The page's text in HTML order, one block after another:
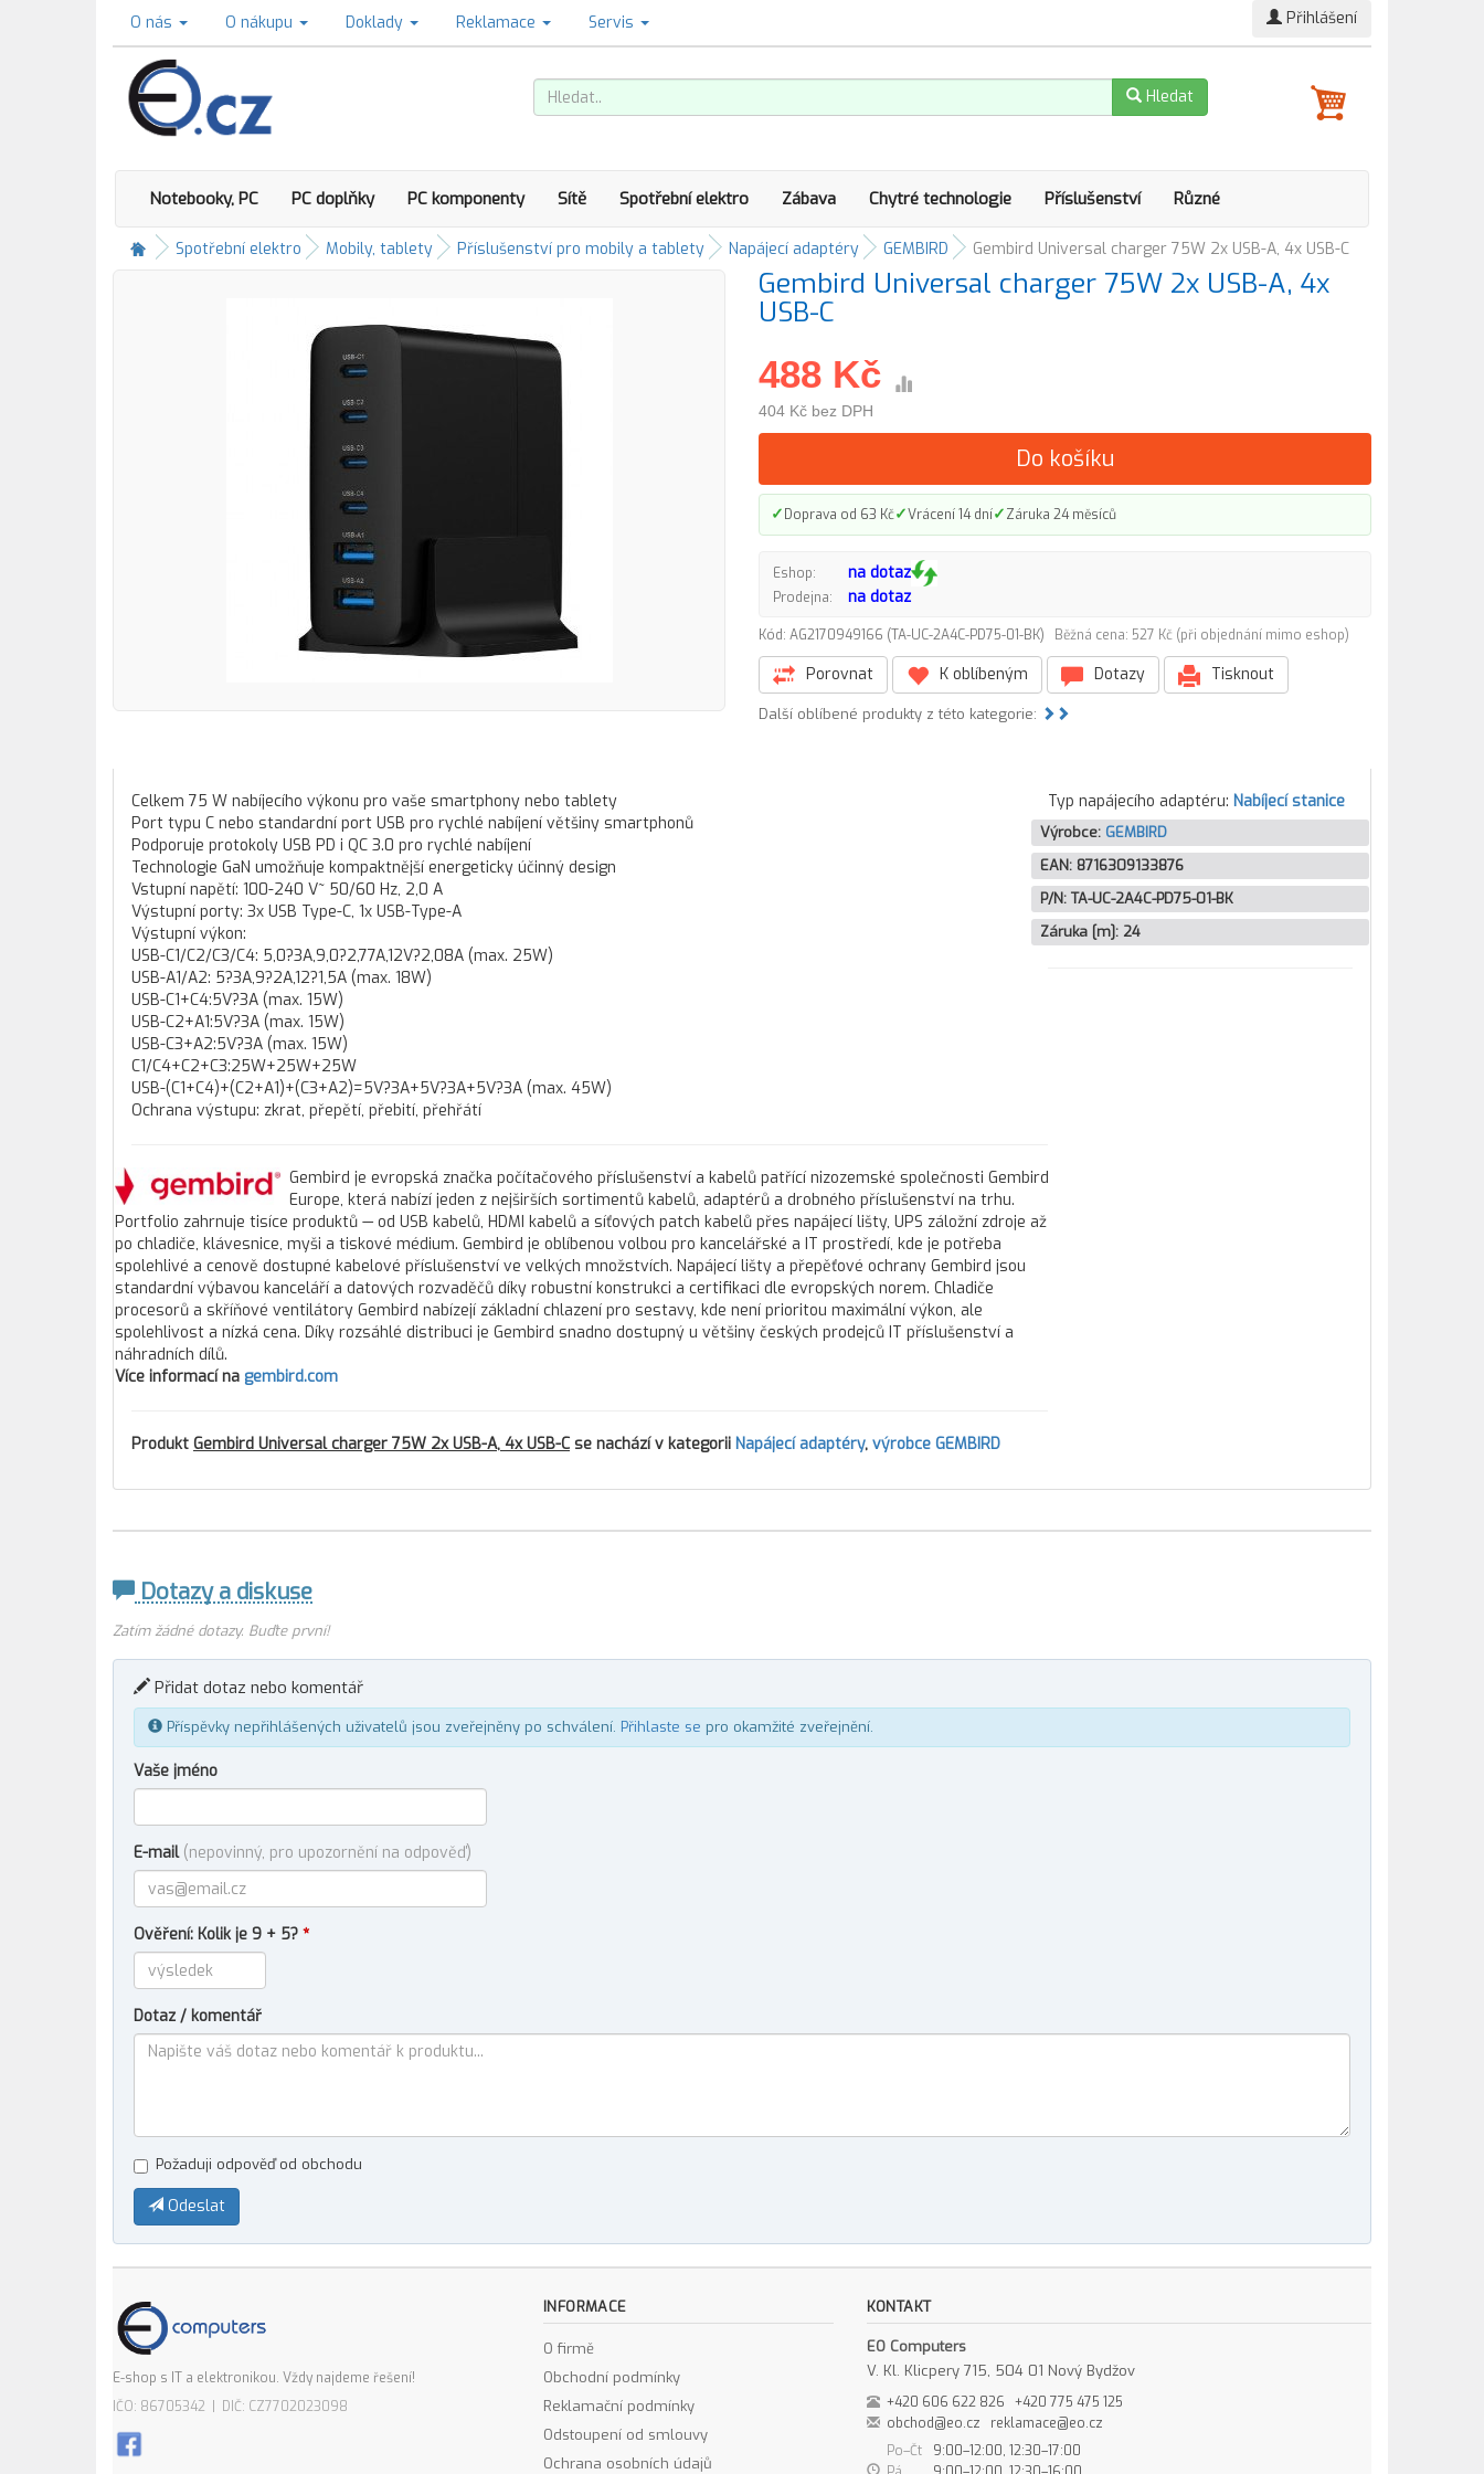
O nás O nákupu Doklady Reklamace Servis Přihlášení
Hledat
Notebooky, PC PC doplňky PC komponenty Sítě Spotřební elektro Zábava Chytré technologie Příslušenství Různé
Spotřební elektro Mobily, tablety Příslušenství pro mobily a tablety Napájecí adaptéry GEMBIRD Gembird Universal charger 75W 2x USB-A, 4x USB-C
Gembird Universal charger 75W 2x USB-A, 4x
USB-C
488 Kč
404 Kč bez DPH
Do košíku
✓Doprava od 63 Kč✓Vrácení 14 dní✓Záruka 24 měsíců
Eshop: na dotaz
Prodejna: na dotaz
Kód: AG2170949166 (TA-UC-2A4C-PD75-01-BK) Běžná cena: 527 Kč (při objednání mimo eshop)
Porovnat K oblíbeným Dotazy Tisknout
Další oblíbené produkty z této kategorie:
Celkem 75 W nabíjecího výkonu pro vaše smartphony nebo tablety
Port typu C nebo standardní port USB pro rychlé nabíjení většiny smartphonů
Podporuje protokoly USB PD i QC 3.0 pro rychlé nabíjení
Technologie GaN umožňuje kompaktnější energeticky účinný design
Vstupní napětí: 100-240 V~ 50/60 Hz, 2,0 A
Výstupní porty: 3x USB Type-C, 1x USB-Type-A
Výstupní výkon:
USB-C1/C2/C3/C4: 5,0?3A,9,0?2,77A,12V?2,08A (max. 25W)
USB-A1/A2: 5?3A,9?2A,12?1,5A (max. 18W)
USB-C1+C4:5V?3A (max. 15W)
USB-C2+A1:5V?3A (max. 15W)
USB-C3+A2:5V?3A (max. 15W)
C1/C4+C2+C3:25W+25W+25W
USB-(C1+C4)+(C2+A1)+(C3+A2)=5V?3A+5V?3A+5V?3A (max. 45W)
Ochrana výstupu: zkrat, přepětí, přebití, přehřátí
Gembird je evropská značka počítačového příslušenství a kabelů patřící nizozemské společnosti Gembird
Europe, která nabízí jeden z nejširších sortimentů kabelů, adaptérů a drobného příslušenství na trhu.
Portfolio zahrnuje tisíce produktů — od USB kabelů, HDMI kabelů a síťových patch kabelů přes napájecí lišty, UPS záložní zdroje až
po chladiče, klávesnice, myši a tiskové médium. Gembird je oblíbenou volbou pro kancelářské a IT prostředí, kde je potřeba
spolehlivé a cenově dostupné kabelové příslušenství ve velkých množstvích. Napájecí lišty a přepěťové ochrany Gembird jsou
standardní výbavou kanceláří a datových rozvaděčů díky robustní konstrukci a certifikaci dle evropských norem. Chladiče
procesorů a skříňové ventilátory Gembird nabízejí základní chlazení pro sestavy, kde není prioritou maximální výkon, ale
spolehlivost a nízká cena. Díky rozsáhlé distribuci je Gembird snadno dostupný u většiny českých prodejců IT příslušenství a
náhradních dílů.
Více informací na gembird.com
Produkt Gembird Universal charger 75W 2x USB-A, 4x USB-C se nachází v kategorii Napájecí adaptéry, výrobce GEMBIRD
Typ napájecího adaptéru: Nabíjecí stanice
Výrobce: GEMBIRD
EAN: 8716309133876
P/N: TA-UC-2A4C-PD75-01-BK
Záruka [m]: 24
Dotazy a diskuse
Zatím žádné dotazy. Buďte první!
Přidat dotaz nebo komentář
Příspěvky nepřihlášených uživatelů jsou zveřejněny po schválení. Přihlaste se pro okamžité zveřejnění.
Vaše jméno
E-mail (nepovinný, pro upozornění na odpověď)
Ověření: Kolik je 9 + 5? *
Dotaz / komentář
Požaduji odpověď od obchodu
Odeslat
E-shop s IT a elektronikou. Vždy najdeme řešení!
IČO: 86705342 | DIČ: CZ7702023098
INFORMACE
O firmě
Obchodní podmínky
Reklamační podmínky
Odstoupení od smlouvy
Ochrana osobních údajů
KONTAKT
EO Computers
V. Kl. Klicpery 715, 504 01 Nový Bydžov
+420 606 622 826
+420 775 475 125
obchod@eo.cz
reklamace@eo.cz
Po–Čt
9:00–12:00, 12:30–17:00